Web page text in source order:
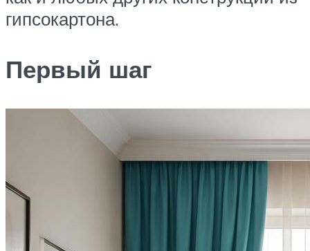
гипсокартона.
Первый шаг